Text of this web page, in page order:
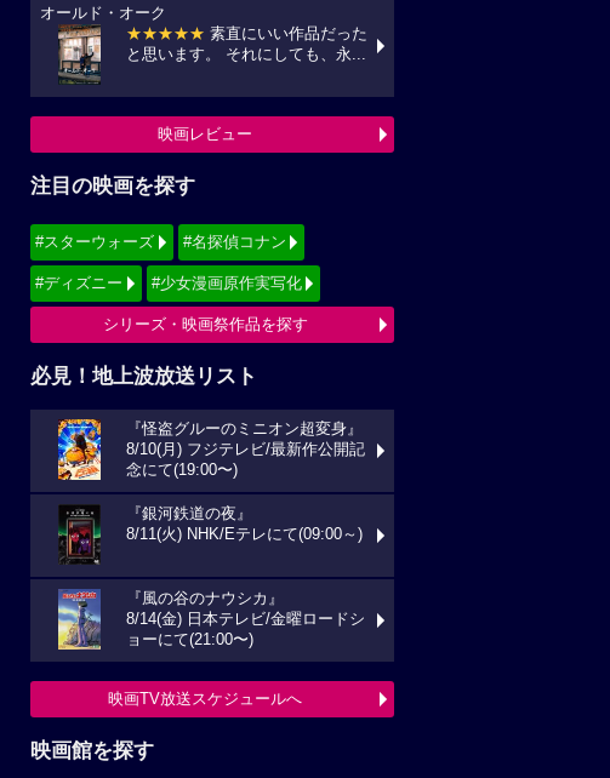
オールド・オーク
★★★★★ 素直にいい作品だった
と思います。 それにしても、永...
映画レビュー
注目の映画を探す
#スターウォーズ #名探偵コナン
#ディズニー #少女漫画原作実写化
シリーズ・映画祭作品を探す
必見！地上波放送リスト
『怪盗グルーのミニオン超変身』
8/10(月) フジテレビ/最新作公開記
念にて(19:00〜)
『銀河鉄道の夜』
8/11(火) NHK/Eテレにて(09:00～)
『風の谷のナウシカ』
8/14(金) 日本テレビ/金曜ロードシ
ョーにて(21:00〜)
映画TV放送スケジュールへ
映画館を探す